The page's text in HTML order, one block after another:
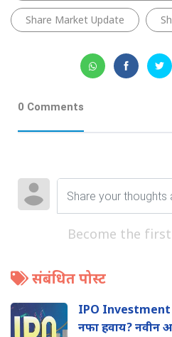
Share Market Update
0 Comments
Become the
संबंधित पोस्ट
IPO Investment
नफा हवाय? नवीन